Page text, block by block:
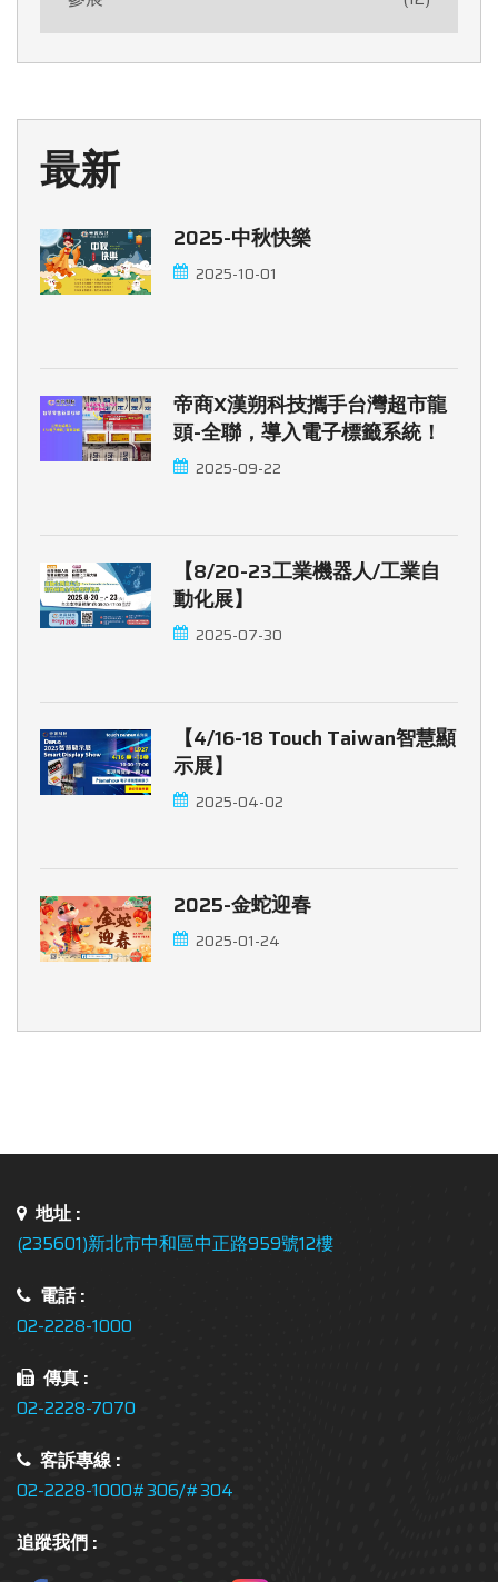
最新
2025-中秋快樂
2025-10-01
帝商x漢朔科技攜手台灣超市龍
頭-全聯，導入電子標籤系統！
2025-09-22
【8/20-23工業機器人/工業自
動化展】
2025-07-30
【4/16-18 Touch Taiwan智慧顯
示展】
2025-04-02
2025-金蛇迎春
2025-01-24
地址 :
(235601)新北市中和區中正路959號12樓
電話 :
02-2228-1000
傳真 :
02-2228-7070
客訴專線 :
02-2228-1000#306/#304
追蹤我們 :